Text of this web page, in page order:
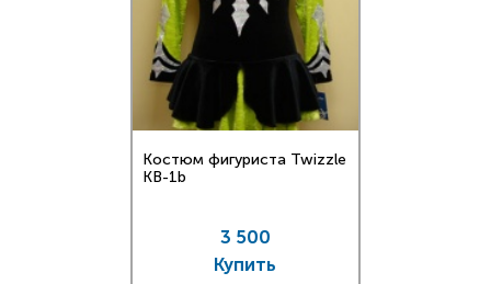
Костюм фигуриста Twizzle
KB-1b
3 500
Купить